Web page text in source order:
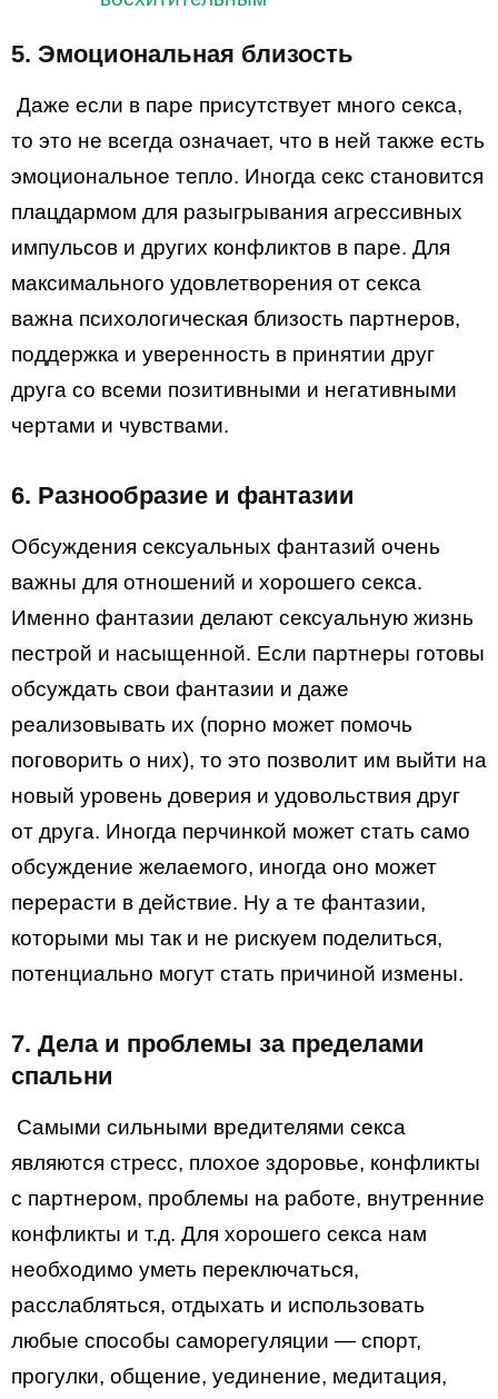
5. Эмоциональная близость
Даже если в паре присутствует много секса,
то это не всегда означает, что в ней также есть
эмоциональное тепло. Иногда секс становится
плацдармом для разыгрывания агрессивных
импульсов и других конфликтов в паре. Для
максимального удовлетворения от секса
важна психологическая близость партнеров,
поддержка и уверенность в принятии друг
друга со всеми позитивными и негативными
чертами и чувствами.
6. Разнообразие и фантазии
Обсуждения сексуальных фантазий очень
важны для отношений и хорошего секса.
Именно фантазии делают сексуальную жизнь
пестрой и насыщенной. Если партнеры готовы
обсуждать свои фантазии и даже
реализовывать их (порно может помочь
поговорить о них), то это позволит им выйти на
новый уровень доверия и удовольствия друг
от друга. Иногда перчинкой может стать само
обсуждение желаемого, иногда оно может
перерасти в действие. Ну а те фантазии,
которыми мы так и не рискуем поделиться,
потенциально могут стать причиной измены.
7. Дела и проблемы за пределами
спальни
Самыми сильными вредителями секса
являются стресс, плохое здоровье, конфликты
с партнером, проблемы на работе, внутренние
конфликты и т.д. Для хорошего секса нам
необходимо уметь переключаться,
расслабляться, отдыхать и использовать
любые способы саморегуляции — спорт,
прогулки, общение, уединение, медитация,